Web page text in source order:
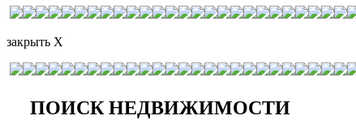
закрыть X
ПОИСК НЕДВИЖИМОСТИ